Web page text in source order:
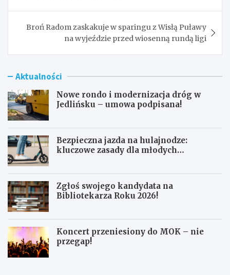
Broń Radom zaskakuje w sparingu z Wisłą Puławy
na wyjeździe przed wiosenną rundą ligi
Aktualności
Nowe rondo i modernizacja dróg w
Jedlińsku – umowa podpisana!
Bezpieczna jazda na hulajnodze:
kluczowe zasady dla młodych
Zgłoś swojego kandydata na
Bibliotekarza Roku 2026!
Koncert przeniesiony do MOK – nie
przegap!
N
B